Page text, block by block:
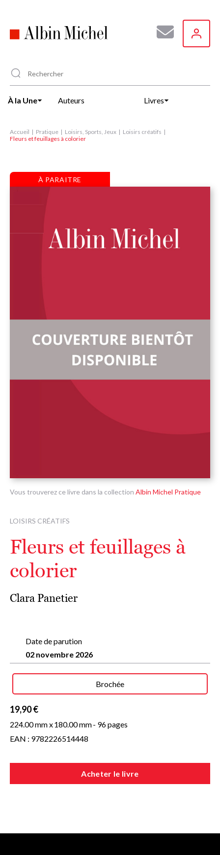
principal
À la Une Auteurs Livres
Accueil Pratique Loisirs, Sports, Jeux
Loisirs créatifs
Fleurs et feuillages à colorier
À PARAITRE
Vous trouverez ce livre dans la collection Albin Michel Pratique
LOISIRS CRÉATIFS
Fleurs et feuillages à
colorier
Clara Panetier
Date de parution
02 novembre 2026
Brochée
19,90 €
224.00 mm x180.00 mm- 96 pages
EAN : 9782226514448
Acheter le livre